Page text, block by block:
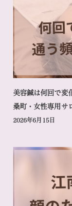
美容鍼は何回で変
桑町・女性専用サ
2026年6月15日